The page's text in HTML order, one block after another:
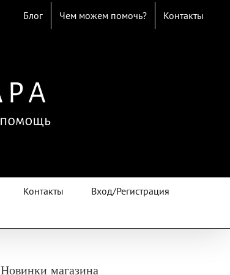
Блог Чем можем помочь? Контакты
Контакты Вход/Регистрация
Новинки магазина